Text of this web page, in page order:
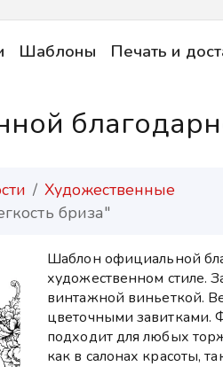
Шаблоны Печать и
Художественные
бриза"
Шаблон официальной
художественном стиле.
винтажной виньеткой.
цветочными завитками.
подходит для любых
как в салонах красоты,